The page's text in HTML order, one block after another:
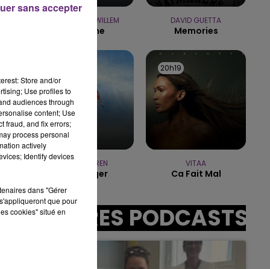
10h00 - 14h00
LE TICKET DE CAISSE
CHRISTOPHE WILLEM
Systaime
DAVID GUETTA
Memories
ALEX WARREN
Passenger
20h19
20h19
VITAA
Ca Fait Mal
AUTRES PODCASTS
Store and/or
Use profiles to
audiences through
content; Use
fraud, and fix errors;
process personal
actively
Identify devices
dans "Gérer
que pour
cookies" situé en
sans accepter